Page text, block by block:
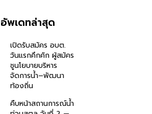
อัพเดทล่าสุด
เปิดรับสมัคร อบต.
วันแรกคึกคัก ผู้สมัคร
ชูนโยบายบริหาร
จัดการน้ำ–พัฒนา
ท้องถิ่น
คืบหน้าสถานการณ์น้ำ